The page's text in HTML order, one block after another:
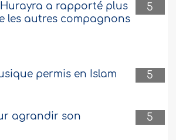
5
a rapporté plus
les autres compagnons
5
permis en Islam
5
agrandir son